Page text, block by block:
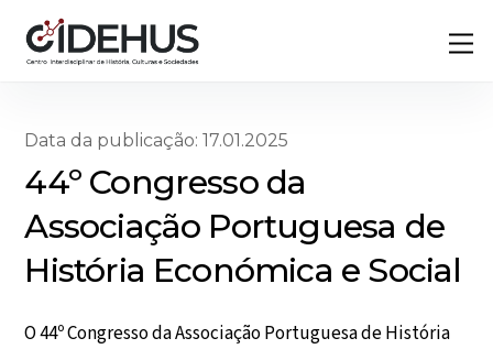
content
Data da publicação: 17.01.2025
44º Congresso da
Associação Portuguesa de
História Económica e Social
O 44º Congresso da Associação Portuguesa de História